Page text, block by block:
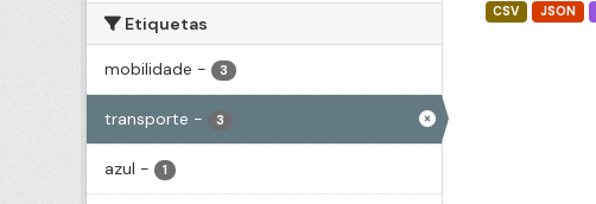
Etiquetas
mobilidade - 3
transporte - 3
azul - 1
CSV JSON